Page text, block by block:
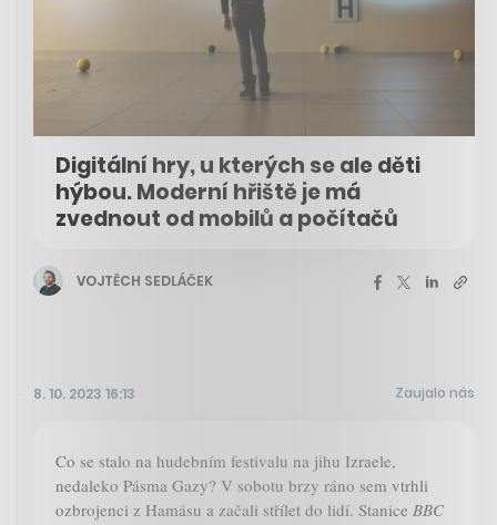
Digitální hry, u kterých se ale děti
hýbou. Moderní hřiště je má
zvednout od mobilů a počítačů
VOJTĚCH SEDLÁČEK
8. 10. 2023 16:13 Zaujalo nás
Co se stalo na hudebním festivalu na jihu Izraele,
nedaleko Pásma Gazy? V sobotu brzy ráno sem vtrhli
ozbrojenci z Hamásu a začali střílet do lidí. Stanice BBC